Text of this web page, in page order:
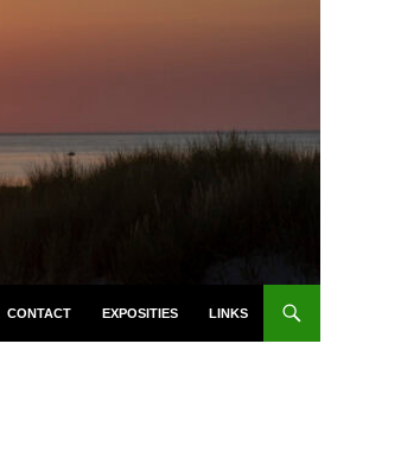
CONTACT EXPOSITIES LINKS